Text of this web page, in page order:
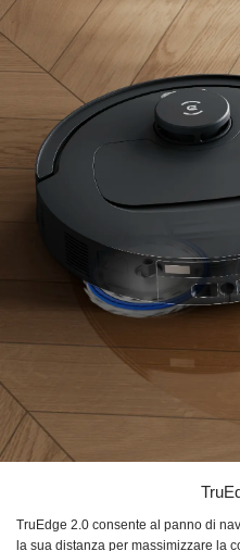
TruEdge 2.0 consente al panno di
la sua distanza per massimizzare la